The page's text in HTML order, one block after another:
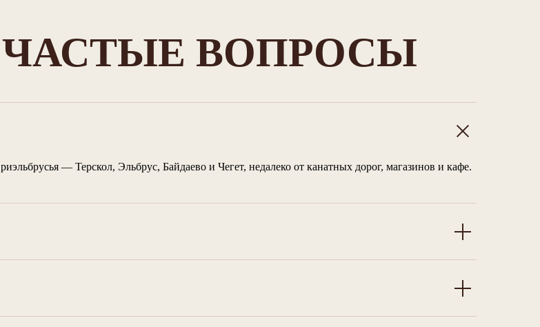
ВОПРОСЫ
— Терскол, Эльбрус, Байдаево и Чегет, недалеко от канатных дорог, магазинов и кафе.